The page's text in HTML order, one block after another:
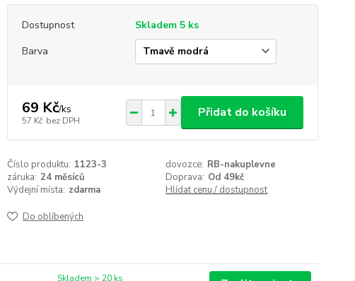
Dostupnost
Skladem 5 ks
Barva
69 Kč/ks
57 Kč bez DPH
Přidat do košíku
Číslo produktu: 1123-3 dovozce: RB-nakuplevne
záruka: 24 měsíců Doprava: Od 49kč
Výdejní místa: zdarma Hlídat cenu / dostupnost
Do oblíbených
Skladem > 20 ks